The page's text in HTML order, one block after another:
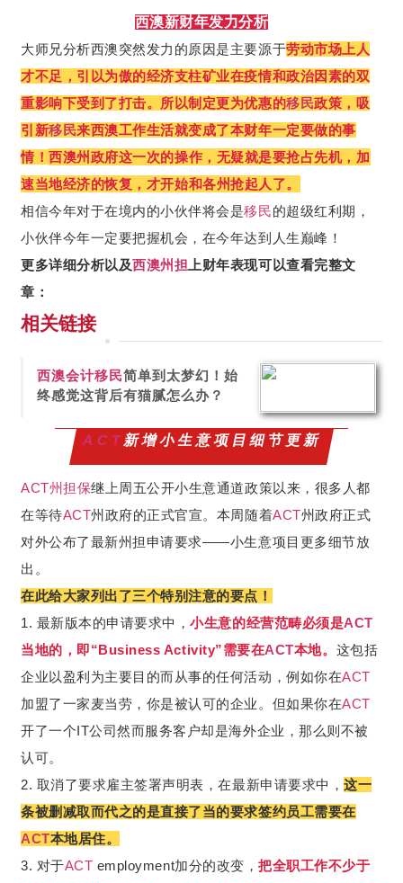
西澳新财年发力分析
大师兄分析西澳突然发力的原因是主要源于劳动市场上人
才不足，引以为傲的经济支柱矿业在疫情和政治因素的双
重影响下受到了打击。所以制定更为优惠的移民政策，吸
引新移民来西澳工作生活就变成了本财年一定要做的事
情！西澳州政府这一次的操作，无疑就是要抢占先机，加
速当地经济的恢复，才开始和各州抢起人了。
相信今年对于在境内的小伙伴将会是移民的超级红利期，
小伙伴今年一定要把握机会，在今年达到人生巅峰！
更多详细分析以及西澳州担 上财年表现可以查看完整文
章：
相关链接
西澳会计移民简单到太梦幻！始
终感觉这背后有猫腻怎么办？
ACT新增小生意项目细节更新
ACT州担保继上周五公开小生意通道政策以来，很多人都
在等待ACT州政府的正式官宣。本周随着ACT州政府正式
对外公布了最新州担申请要求——小生意项目更多细节放
出。
在此给大家列出了三个特别注意的要点！
1. 最新版本的申请要求中，小生意的经营范畴必须是ACT
当地的，即“Business Activity”需要在ACT本地。 这包括
企业以盈利为主要目的而从事的任何活动，例如你在ACT
加盟了一家麦当劳，你是被认可的企业。但如果你在ACT
开了一个IT公司然而服务客户却是海外企业，那么则不被
认可。
2. 取消了要求雇主签署声明表，在最新申请要求中，这一
条被删减取而代之的是直接了当的要求签约员工需要在
ACT本地居住。
3. 对于ACT employment加分的改变，把全职工作不少于